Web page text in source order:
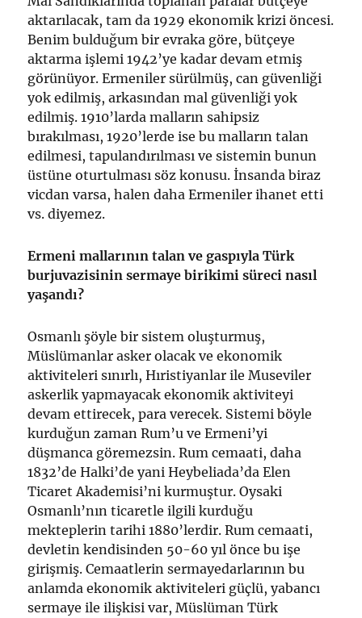
aktarılacak, tam da 1929 ekonomik krizi öncesi.
Benim bulduğum bir evraka göre, bütçeye
aktarma işlemi 1942’ye kadar devam etmiş
görünüyor. Ermeniler sürülmüş, can güvenliği
yok edilmiş, arkasından mal güvenliği yok
edilmiş. 1910’larda malların sahipsiz
bırakılması, 1920’lerde ise bu malların talan
edilmesi, tapulandırılması ve sistemin bunun
üstüne oturtulması söz konusu. İnsanda biraz
vicdan varsa, halen daha Ermeniler ihanet etti
vs. diyemez.
Ermeni mallarının talan ve gaspıyla Türk
burjuvazisinin sermaye birikimi süreci nasıl
yaşandı?
Osmanlı şöyle bir sistem oluşturmuş,
Müslümanlar asker olacak ve ekonomik
aktiviteleri sınırlı, Hıristiyanlar ile Museviler
askerlik yapmayacak ekonomik aktiviteyi
devam ettirecek, para verecek. Sistemi böyle
kurduğun zaman Rum’u ve Ermeni’yi
düşmanca göremezsin. Rum cemaati, daha
1832’de Halki’de yani Heybeliada’da Elen
Ticaret Akademisi’ni kurmuştur. Oysaki
Osmanlı’nın ticaretle ilgili kurduğu
mekteplerin tarihi 1880’lerdir. Rum cemaati,
devletin kendisinden 50-60 yıl önce bu işe
girişmiş. Cemaatlerin sermayedarlarının bu
anlamda ekonomik aktiviteleri güçlü, yabancı
sermaye ile ilişkisi var, Müslüman Türk